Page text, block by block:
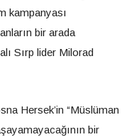
kampanyası
bir arada
Sırp lider Milorad
Hersek’in “Müslüman
bir